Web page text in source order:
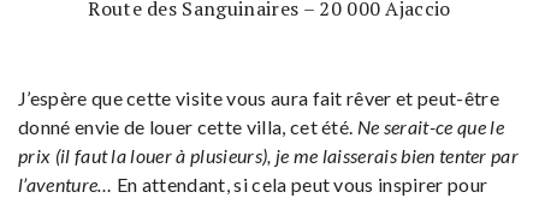
Route des Sanguinaires – 20 000 Ajaccio
J’espère que cette visite vous aura fait rêver et peut-être
donné envie de louer cette villa, cet été. Ne serait-ce que le
prix (il faut la louer à plusieurs), je me laisserais bien tenter par
l’aventure… En attendant, si cela peut vous inspirer pour